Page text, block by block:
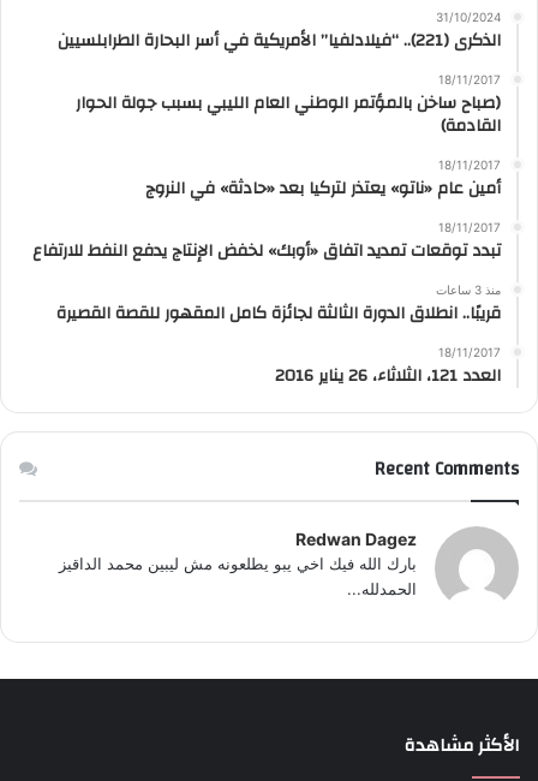
31/10/2024
الذكرى (221).. “فيلادلفيا” الأمريكية في أسر البحارة الطرابلسيين
18/11/2017
(صباح ساخن بالمؤتمر الوطني العام الليبي بسبب جولة الحوار
القادمة)
18/11/2017
أمين عام «ناتو» يعتذر لتركيا بعد «حادثة» في النروج
18/11/2017
تبدد توقعات تمديد اتفاق «أوبك» لخفض الإنتاج يدفع النفط للارتفاع
منذ 3 ساعات
قريبًا.. انطلاق الدورة الثالثة لجائزة كامل المقهور للقصة القصيرة
18/11/2017
العدد 121، الثلاثاء، 26 يناير 2016
Recent Comments
Redwan Dagez
بارك الله فيك اخي يبو يطلعونه مش ليبين محمد الداقيز
الحمدلله...
الأكثر مشاهدة